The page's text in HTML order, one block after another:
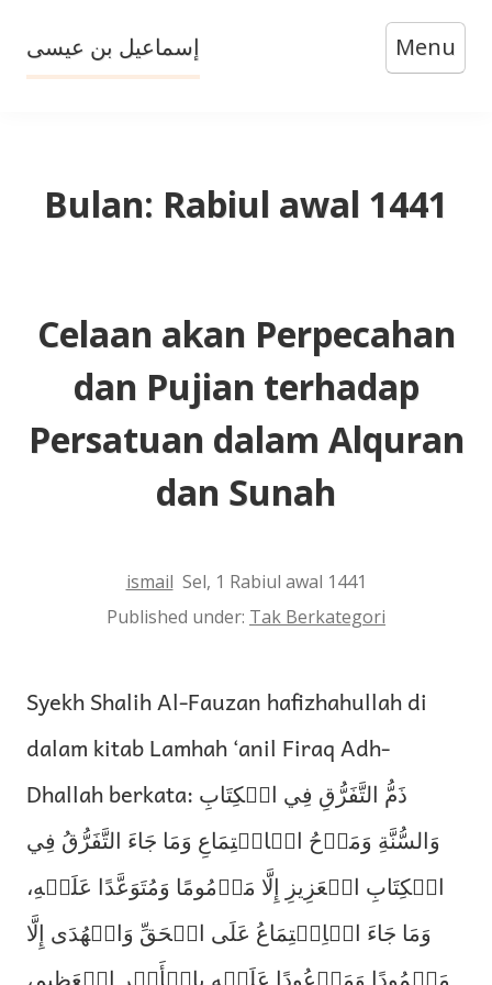
content
إسماعيل بن عيسى Menu
Bulan: Rabiul awal 1441
Celaan akan Perpecahan
dan Pujian terhadap
Persatuan dalam Alquran
dan Sunah
ismail Sel, 1 Rabiul awal 1441
Published under: Tak Berkategori
Syekh Shalih Al-Fauzan hafizhahullah di
dalam kitab Lamhah ‘anil Firaq Adh-
Dhallah berkata: ذَمُّ التَّفَرُّقِ فِي الۡكِتَابِ
وَالسُّنَّةِ وَمَدۡحُ الۡاجۡتِمَاعِ وَمَا جَاءَ التَّفَرُّقُ فِي
الۡكِتَابِ الۡعَزِيزِ إِلَّا مَذۡمُومًا وَمُتَوَعَّدًا عَلَيۡهِ،
وَمَا جَاءَ الۡاِجۡتِمَاعُ عَلَى الۡحَقِّ وَالۡهُدَى إِلَّا
مَحۡمُودًا وَمَوۡعُودًا عَلَيۡهِ بِالۡأَجۡرِ الۡعَظِيمِ،